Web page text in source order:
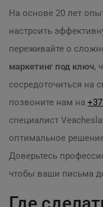
На основе 20 лет
настроить
переживайте о
маркетинг под ключ,
сосредоточиться на
позвоните нам на
специалист
оптимальное
Доверьтесь
чтобы ваши письма